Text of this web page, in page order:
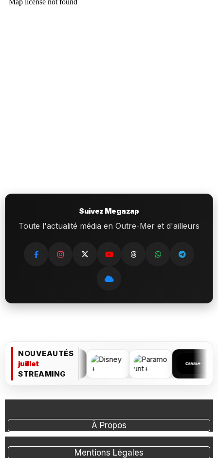
Suivez Megazap
Toute l'actualité média en Outre-Mer et d'ailleurs
NOUVEAUTÉS
juillet
STREAMING
À Propos
Mentions Légales